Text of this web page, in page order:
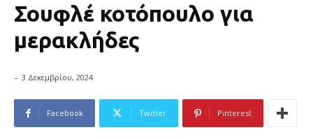
Σουφλέ κοτόπουλο για
μερακλήδες
- 3 Δεκεμβρίου, 2024
Facebook Twitter Pinterest